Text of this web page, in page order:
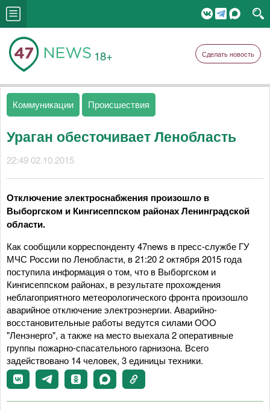
18+ Сделать новость
Коммуникации Происшествия
Ураган обесточивает Ленобласть
22:49 02.10.2015
Отключение электроснабжения произошло в
Выборгском и Кингисеппском районах Ленинградской
области.
Как сообщили корреспонденту 47news в пресс-службе ГУ
МЧС России по Ленобласти, в 21:20 2 октября 2015 года
поступила информация о том, что в Выборгском и
Кингисеппском районах, в результате прохождения
неблагоприятного метеорологического фронта произошло
аварийное отключение электроэнергии. Аварийно-
восстановительные работы ведутся силами ООО
"Ленэнерго", а также на место выехала 2 оперативные
группы пожарно-спасательного гарнизона. Всего
задействовано 14 человек, 3 единицы техники.